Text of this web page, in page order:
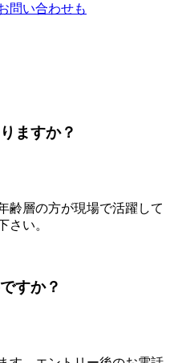
ますか？
齢層の方が現場で活躍して
さい。
すか？